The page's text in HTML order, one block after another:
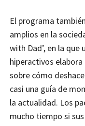
El programa
amplios en la
with Dad’, en la que
hiperactivos
sobre cómo
casi una guía de
la actualidad. Los
mucho tiempo si